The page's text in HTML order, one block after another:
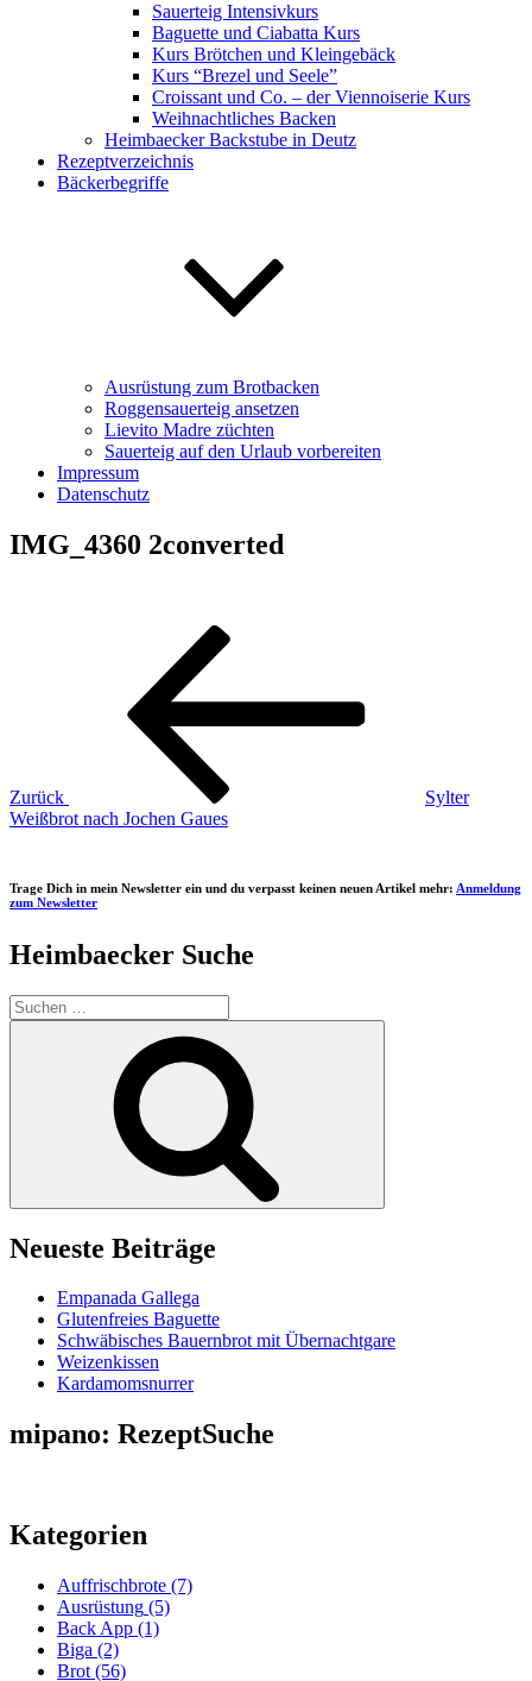
Sauerteig Intensivkurs
Baguette und Ciabatta Kurs
Kurs Brötchen und Kleingebäck
Kurs “Brezel und Seele”
Croissant und Co. – der Viennoiserie Kurs
Weihnachtliches Backen
Heimbaecker Backstube in Deutz
Rezeptverzeichnis
Bäckerbegriffe
Ausrüstung zum Brotbacken
Roggensauerteig ansetzen
Lievito Madre züchten
Sauerteig auf den Urlaub vorbereiten
Impressum
Datenschutz
IMG_4360 2converted
Beitragsnavigation
Zurück
Sylter
Weißbrot nach Jochen Gaues
Trage Dich in mein Newsletter ein und du verpasst keinen neuen Artikel mehr: Anmeldung
zum Newsletter
Heimbaecker Suche
Suchen
nach:
Neueste Beiträge
Empanada Gallega
Glutenfreies Baguette
Schwäbisches Bauernbrot mit Übernachtgare
Weizenkissen
Kardamomsnurrer
mipano: RezeptSuche
Kategorien
Auffrischbrote (7)
Ausrüstung (5)
Back App (1)
Biga (2)
Brot (56)